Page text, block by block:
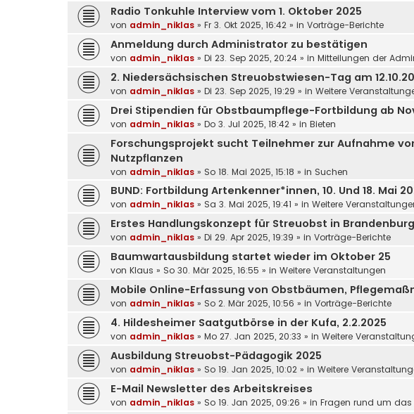
Radio Tonkuhle Interview vom 1. Oktober 2025
von admin_niklas » Fr 3. Okt 2025, 16:42 » in Vorträge-Berichte
Anmeldung durch Administrator zu bestätigen
von admin_niklas » Di 23. Sep 2025, 20:24 » in Mitteilungen der
2. Niedersächsischen Streuobstwiesen-Tag am
von admin_niklas » Di 23. Sep 2025, 19:29 » in Weitere
Drei Stipendien für Obstbaumpflege-Fortbildung ab
von admin_niklas » Do 3. Jul 2025, 18:42 » in Bieten
Forschungsprojekt sucht Teilnehmer zur Aufnahme
Nutzpflanzen
von admin_niklas » So 18. Mai 2025, 15:18 » in Suchen
BUND: Fortbildung Artenkenner*innen, 10. Und 18. Mai
von admin_niklas » Sa 3. Mai 2025, 19:41 » in Weitere
Erstes Handlungskonzept für Streuobst in Brandenburg
von admin_niklas » Di 29. Apr 2025, 19:39 » in Vorträge-Berichte
Baumwartausbildung startet wieder im Oktober 25
von Klaus » So 30. Mär 2025, 16:55 » in Weitere Veranstaltungen
Mobile Online-Erfassung von Obstbäumen,
von admin_niklas » So 2. Mär 2025, 10:56 » in Vorträge-Berichte
4. Hildesheimer Saatgutbörse in der Kufa, 2.2.2025
von admin_niklas » Mo 27. Jan 2025, 20:33 » in Weitere
Ausbildung Streuobst-Pädagogik 2025
von admin_niklas » So 19. Jan 2025, 10:02 » in Weitere
E-Mail Newsletter des Arbeitskreises
von admin_niklas » So 19. Jan 2025, 09:26 » in Fragen rund um das